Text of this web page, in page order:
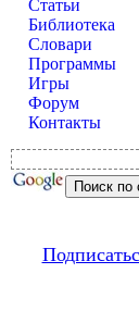
Статьи
Библиотека
Словари
Программы
Игры
Форум
Контакты